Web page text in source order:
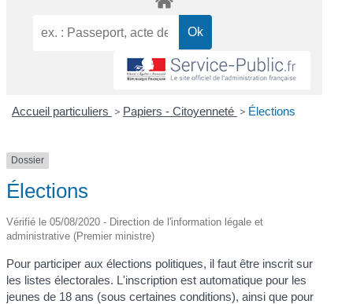
Accueil particuliers > Papiers - Citoyenneté > Élections
Dossier
Élections
Vérifié le 05/08/2020 - Direction de l'information légale et
administrative (Premier ministre)
Pour participer aux élections politiques, il faut être inscrit sur
les listes électorales. L'inscription est automatique pour les
jeunes de 18 ans (sous certaines conditions), ainsi que pour